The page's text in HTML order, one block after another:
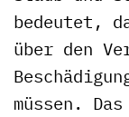
bedeutet,
über den
müssen.